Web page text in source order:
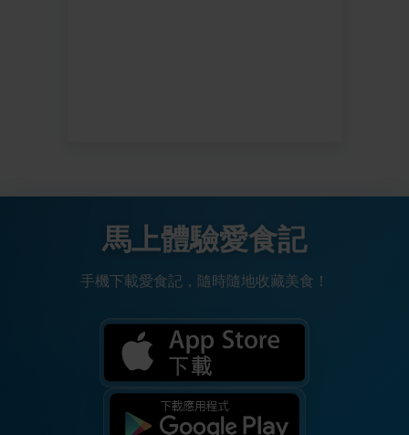
馬上體驗愛食記
手機下載愛食記，隨時隨地收藏美食！